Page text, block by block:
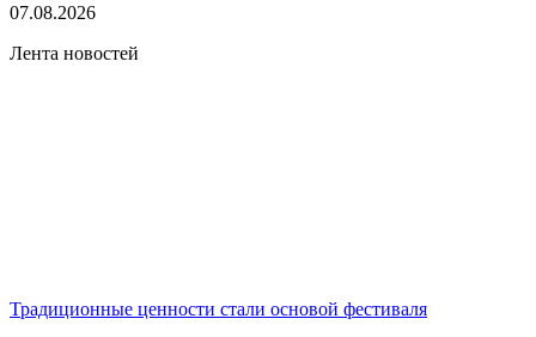
07.08.2026
Лента новостей
Традиционные ценности стали основой фестиваля